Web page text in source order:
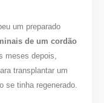
um preparado
de um cordão
meses depois,
transplantar um
se tinha regenerado.